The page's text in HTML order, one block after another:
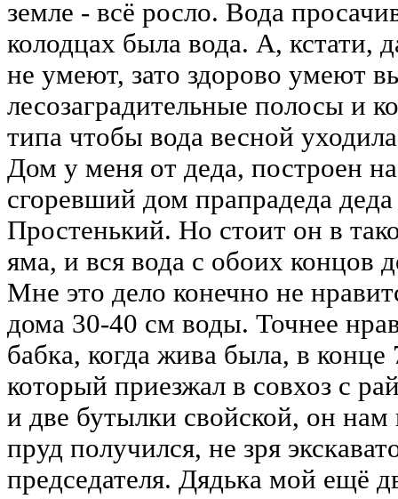
земле - всё росло. Вода
колодцах была вода. А, кстати,
не умеют, зато здорово умеют
лесозаградительные полосы и
типа чтобы вода весной
Дом у меня от деда, построен на
сгоревший дом прапрадеда деда
Простенький. Но стоит он в
яма, и вся вода с обоих концов
Мне это дело конечно не
дома 30-40 см воды. Точнее
бабка, когда жива была, в конце
который приезжал в совхоз с
и две бутылки свойской, он
пруд получился, не зря
председателя. Дядька мой ещё